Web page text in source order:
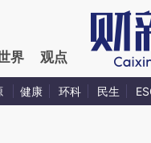
界 观点
健康 环科 民生